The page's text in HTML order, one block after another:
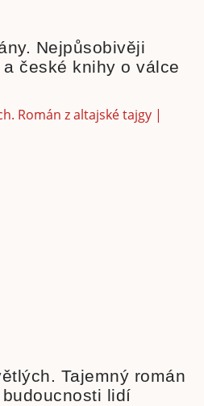
Nejpůsobivěji
české knihy o válce
Tajemný román
lidí